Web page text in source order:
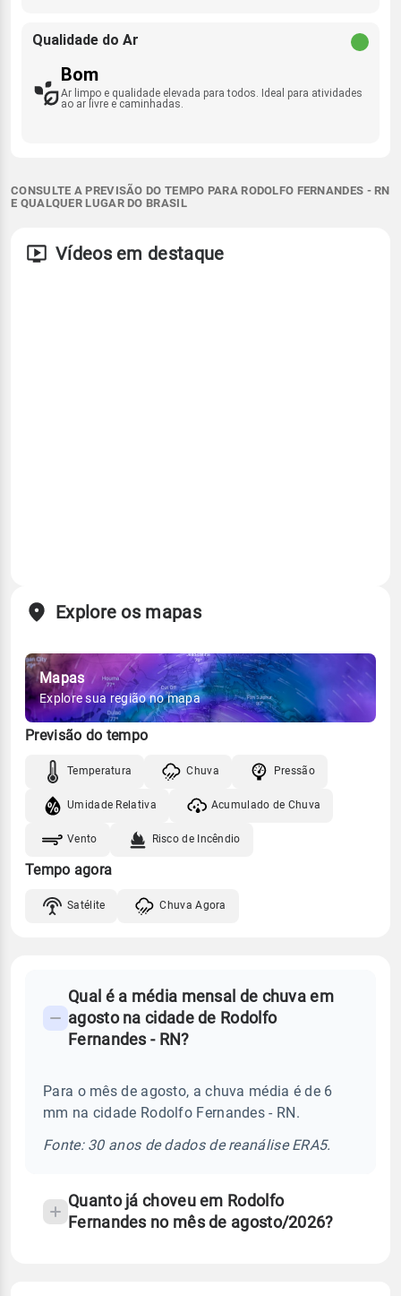
Qualidade do Ar
Bom
Ar limpo e qualidade elevada para todos. Ideal para atividades
ao ar livre e caminhadas.
CONSULTE A PREVISÃO DO TEMPO PARA RODOLFO FERNANDES - RN
E QUALQUER LUGAR DO BRASIL
Vídeos em destaque
Explore os mapas
Mapas
Explore sua região no mapa
Previsão do tempo
Temperatura Chuva Pressão
Umidade Relativa Acumulado de Chuva
Vento Risco de Incêndio
Tempo agora
Satélite Chuva Agora
Perguntas
frequentes
chuva
temperatura
Qual é a média mensal de chuva em
agosto na cidade de Rodolfo
Fernandes - RN?
Para o mês de agosto, a chuva média é de 6
mm na cidade Rodolfo Fernandes - RN.
Fonte: 30 anos de dados de reanálise ERA5.
Quanto já choveu em Rodolfo
Fernandes no mês de agosto/2026?